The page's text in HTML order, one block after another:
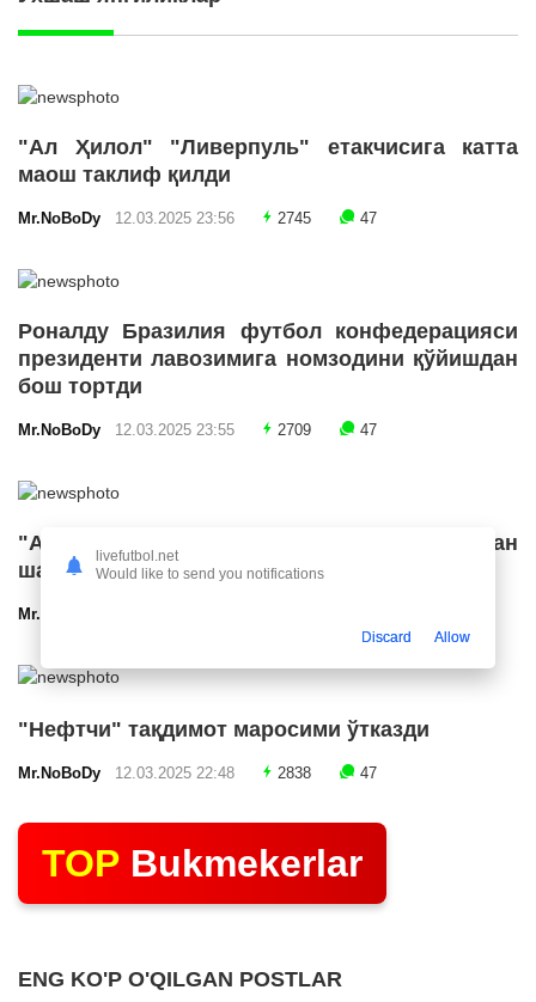
"Ал Ҳилол" "Ливерпуль" етакчисига катта
маош таклиф қилди
Mr.NoBoDy 12.03.2025 23:56 2745 47
Роналду Бразилия футбол конфедерацияси
президенти лавозимига номзодини қўйишдан
бош тортди
Mr.NoBoDy 12.03.2025 23:55 2709 47
"Арсенал" икки ярим ҳимоячи билан
шартнома имзолашга яқин
Mr.NoBoDy
"Нефтчи" тақдимот маросими ўтказди
Mr.NoBoDy 12.03.2025 22:48 2838 47
TOP Bukmekerlar
ENG KO'P O'QILGAN POSTLAR
livefutbol.net
Would like to send you notifications
Discard Allow